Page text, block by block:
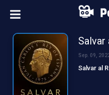
Salvar
Sep. 09,
Salvar al